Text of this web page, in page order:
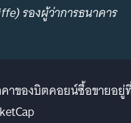
รองผู้ว่าการธนาคาร
าของบิตคอยน์ซื้อขายอยู่